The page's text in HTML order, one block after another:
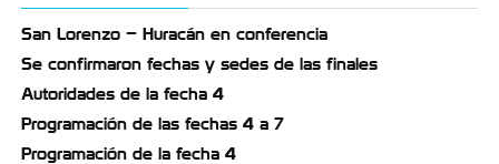
San Lorenzo – Huracán en conferencia
Se confirmaron fechas y sedes de las finales
Autoridades de la fecha 4
Programación de las fechas 4 a 7
Programación de la fecha 4